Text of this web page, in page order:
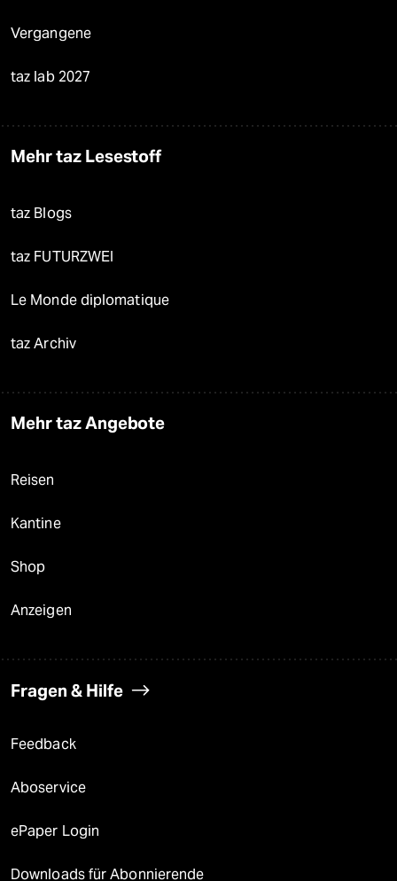
Vergangene
taz lab 2027
Mehr taz Lesestoff
taz Blogs
taz FUTURZWEI
Le Monde diplomatique
taz Archiv
Mehr taz Angebote
Reisen
Kantine
Shop
Anzeigen
Fragen & Hilfe
Feedback
Aboservice
ePaper Login
Downloads für Abonnierende